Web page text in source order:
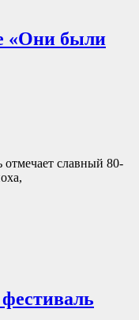
«Они были
славный 80-